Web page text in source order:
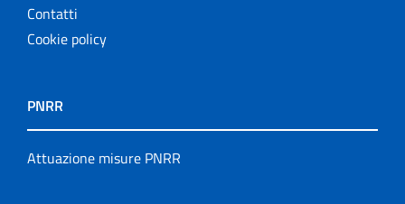
Contatti
Cookie policy
PNRR
Attuazione misure PNRR